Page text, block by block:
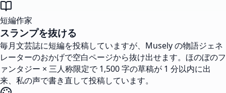
短編作家
スランプを抜ける
毎月文芸誌に短編を投稿していますが、Musely の物語ジェネ
レーターのおかげで空白ページから抜け出せます。ほのぼのフ
ァンタジー × 三人称限定で 1,500 字の草稿が 1 分以内に出
来、私の声で書き直して投稿しています。